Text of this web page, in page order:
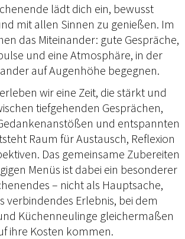
lädt dich ein, bewusst
mit allen Sinnen zu genießen. Im
das Miteinander: gute Gespräche,
und eine Atmosphäre, in der
auf Augenhöhe begegnen.
wir eine Zeit, die stärkt und
tiefgehenden Gesprächen,
und entspannten
Raum für Austausch, Reflexion
Das gemeinsame Zubereiten
Menüs ist dabei ein besonderer
– nicht als Hauptsache,
verbindendes Erlebnis, bei dem
Küchenneulinge gleichermaßen
ihre Kosten kommen.